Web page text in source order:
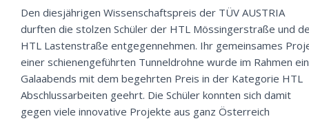
Den diesjährigen Wissenschaftspreis der TÜV AUSTRIA
durften die stolzen Schüler der HTL Mössingerstraße und
HTL Lastenstraße entgegennehmen. Ihr gemeinsames
einer schienengeführten Tunneldrohne wurde im Rahmen
Galaabends mit dem begehrten Preis in der Kategorie HTL
Abschlussarbeiten geehrt. Die Schüler konnten sich damit
gegen viele innovative Projekte aus ganz Österreich